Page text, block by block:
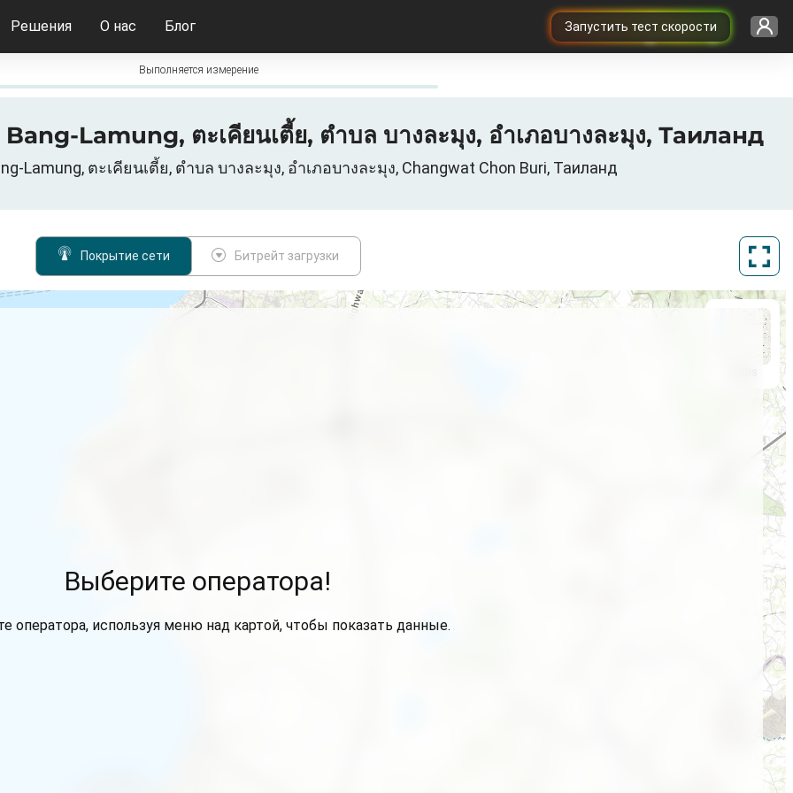
Запустить тест скорости
Решения О нас Блог
Выполняется измерение
Lamung, ตะเคียนเตี้ย, ตำบล บางละมุง, อำเภอบางละมุง, Таиланд
Lamung, ตะเคียนเตี้ย, ตำบล บางละมุง, อำเภอบางละมุง, Changwat Chon Buri, Таиланд
Покрытие сети Битрейт загрузки
Выберите оператора!
оператора, используя меню над картой, чтобы показать данные.